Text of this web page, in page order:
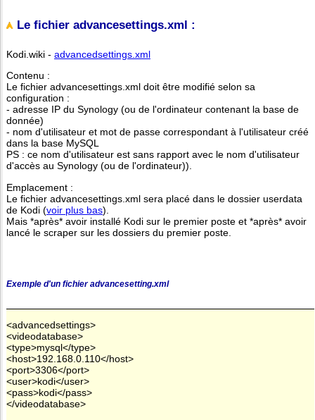
Le fichier advancesettings.xml :
Kodi.wiki - advancedsettings.xml
Contenu :
Le fichier advancesettings.xml doit être modifié selon sa
configuration :
- adresse IP du Synology (ou de l'ordinateur contenant la base de
donnée)
- nom d'utilisateur et mot de passe correspondant à l'utilisateur créé
dans la base MySQL
PS : ce nom d'utilisateur est sans rapport avec le nom d'utilisateur
d'accès au Synology (ou de l'ordinateur)).
Emplacement :
Le fichier advancesettings.xml sera placé dans le dossier userdata
de Kodi (voir plus bas).
Mais *après* avoir installé Kodi sur le premier poste et *après* avoir
lancé le scraper sur les dossiers du premier poste.
Exemple d'un fichier advancesetting.xml
<advancedsettings>
<videodatabase>
<type>mysql</type>
<host>192.168.0.110</host>
<port>3306</port>
<user>kodi</user>
<pass>kodi</pass>
</videodatabase>